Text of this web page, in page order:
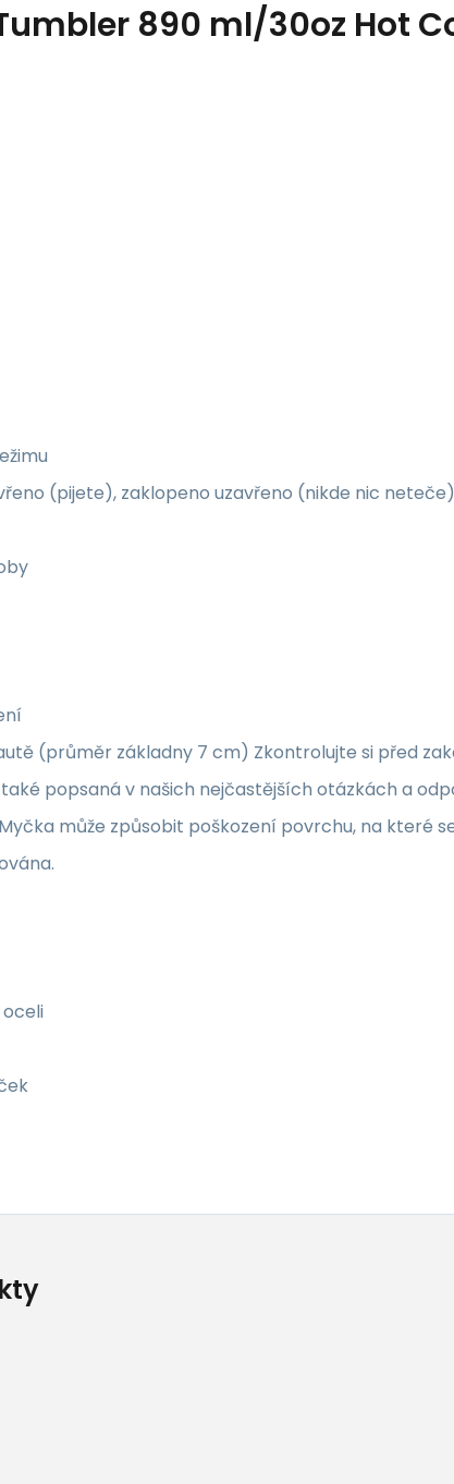
890 ml/30oz Hot
(pijete), zaklopeno uzavřeno (nikde nic neteče)
(průměr základny 7 cm) Zkontrolujte si před
popsaná v našich nejčastějších otázkách a
může způsobit poškození povrchu, na které